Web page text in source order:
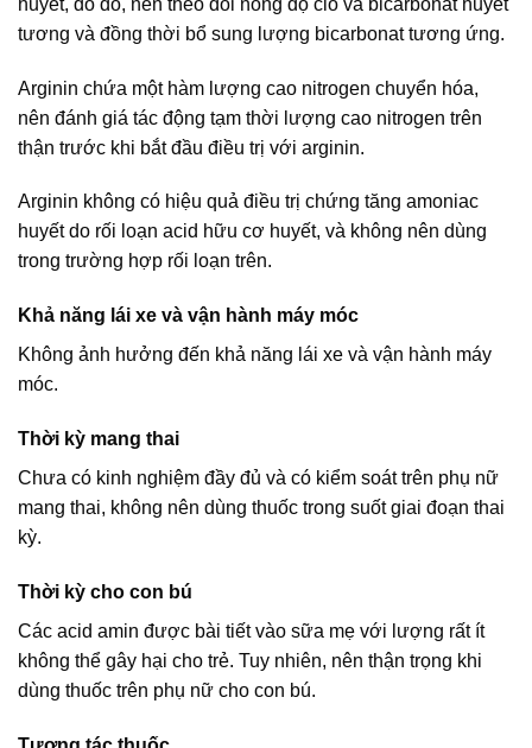
tương và đồng thời bổ sung lượng bicarbonat tương ứng.
Arginin chứa một hàm lượng cao nitrogen chuyển hóa,
nên đánh giá tác động tạm thời lượng cao nitrogen trên
thận trước khi bắt đầu điều trị với arginin.
Arginin không có hiệu quả điều trị chứng tăng amoniac
huyết do rối loạn acid hữu cơ huyết, và không nên dùng
trong trường hợp rối loạn trên.
Khả năng lái xe và vận hành máy móc
Không ảnh hưởng đến khả năng lái xe và vận hành máy
móc.
Thời kỳ mang thai
Chưa có kinh nghiệm đầy đủ và có kiểm soát trên phụ nữ
mang thai, không nên dùng thuốc trong suốt giai đoạn thai
kỳ.
Thời kỳ cho con bú
Các acid amin được bài tiết vào sữa mẹ với lượng rất ít
không thể gây hại cho trẻ. Tuy nhiên, nên thận trọng khi
dùng thuốc trên phụ nữ cho con bú.